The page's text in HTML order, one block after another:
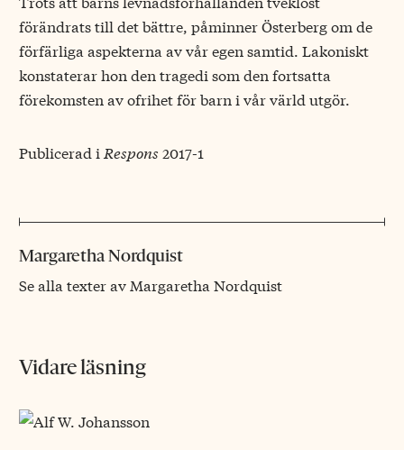
förändrats till det bättre, påminner Österberg om de
förfärliga aspekterna av vår egen samtid. Lakoniskt
konstaterar hon den tragedi som den fortsatta
förekomsten av ofrihet för barn i vår värld utgör.
Publicerad i Respons 2017-1
Margaretha Nordquist
Se alla texter av Margaretha Nordquist
Vidare läsning